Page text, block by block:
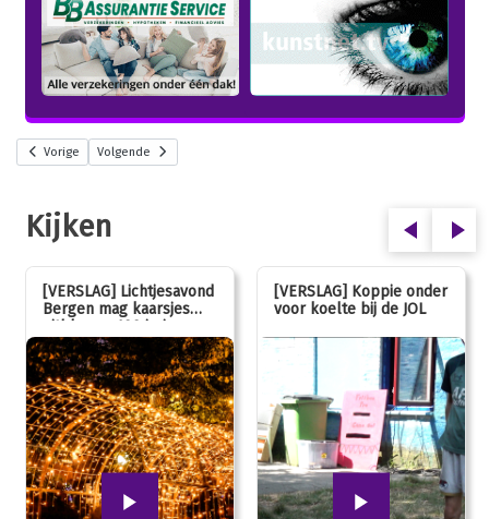
Vorige Volgende
Kijken
[VERSLAG] Lichtjesavond
Bergen mag kaarsjes
uitblazen: 100 jarig
jubileum!
[VERSLAG] Koppie onder
voor koelte bij de JOL